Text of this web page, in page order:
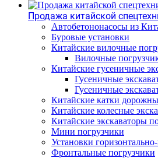
Продажа китайской
Автобетононасосы из
Буровые установки
Китайские вилочные
Вилочные
Китайские гусеничные
Гусеничные
Гусеничные
Китайские катки
Китайские колесные
Китайские экскаваторы
Мини погрузчики
Установки
Фронтальные погрузчики